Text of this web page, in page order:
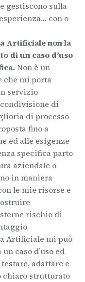
gestiscono sulla
con o
Artificiale non la
di un caso d’uso
Non è un
che mi porta
servizio
di
di processo
fino a
ed alle esigenze
specifica parto
aziendale o
in maniera
le mie risorse e
rischio di
Artificiale mi può
caso d’uso ed
adattare e
chiaro strutturato